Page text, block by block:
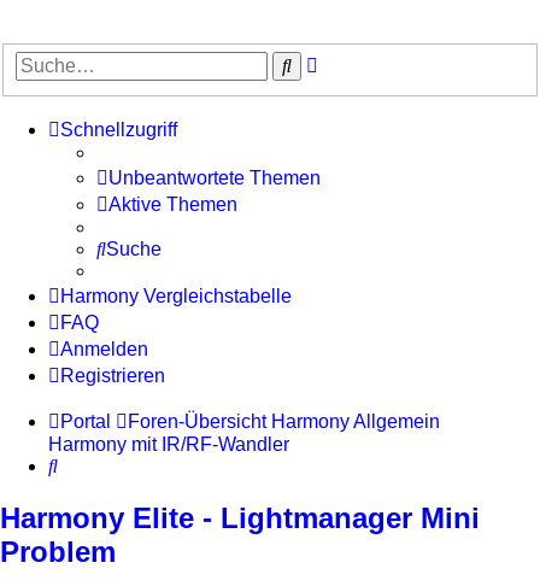
Suche
Schnellzugriff
Unbeantwortete Themen
Aktive Themen
Suche
Harmony Vergleichstabelle
FAQ
Anmelden
Registrieren
Portal Foren-Übersicht Harmony Allgemein
Harmony mit IR/RF-Wandler
Suche
Harmony Elite - Lightmanager Mini
Problem